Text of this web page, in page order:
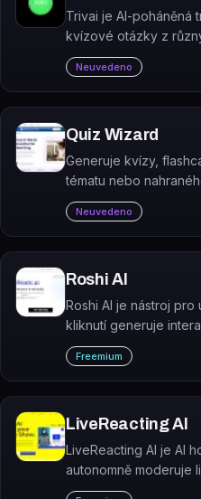
Trivai je AI-poháněná
kvízové otázky z
obtížnost výkonu hráče.
Neuvedeno
Quiz Wizard
Generuje kvízy,
tématu nebo
nástroj od Wooclap
Neuvedeno
Roshi AI
Roshi AI je nástroj
kliknutí generuje
dialogy, vizuály a
promptů.
Freemium
LiveReacting AI
LiveReacting AI je AI
autonomně moderuje
oznamuje výsledky a